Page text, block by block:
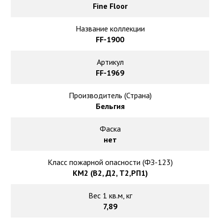
Ковролин оптом
Ковролин под теплый пол
Fine Floor
Название коллекции
FF-1900
Артикул
FF-1969
Производитель (Страна)
Бельгия
Фаска
нет
Класс пожарной опасности (ФЗ-123)
КМ2 (В2, Д2, Т2,РП1)
Вес 1 кв.м, кг
7,89